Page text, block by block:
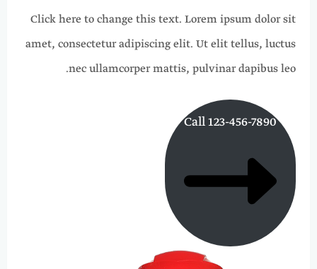
Click here to change this text. Lorem ipsum dolor sit
amet, consectetur adipiscing elit. Ut elit tellus, luctus
nec ullamcorper mattis, pulvinar dapibus leo.
Call 123-456-7890